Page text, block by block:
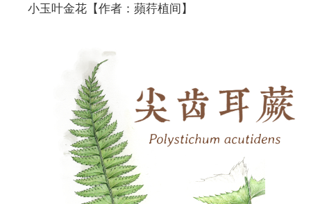
小玉叶金花【作者：蘋荇植间】